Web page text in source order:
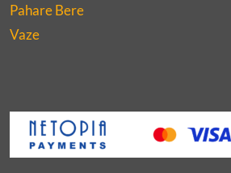
Pahare Bere
Vaze